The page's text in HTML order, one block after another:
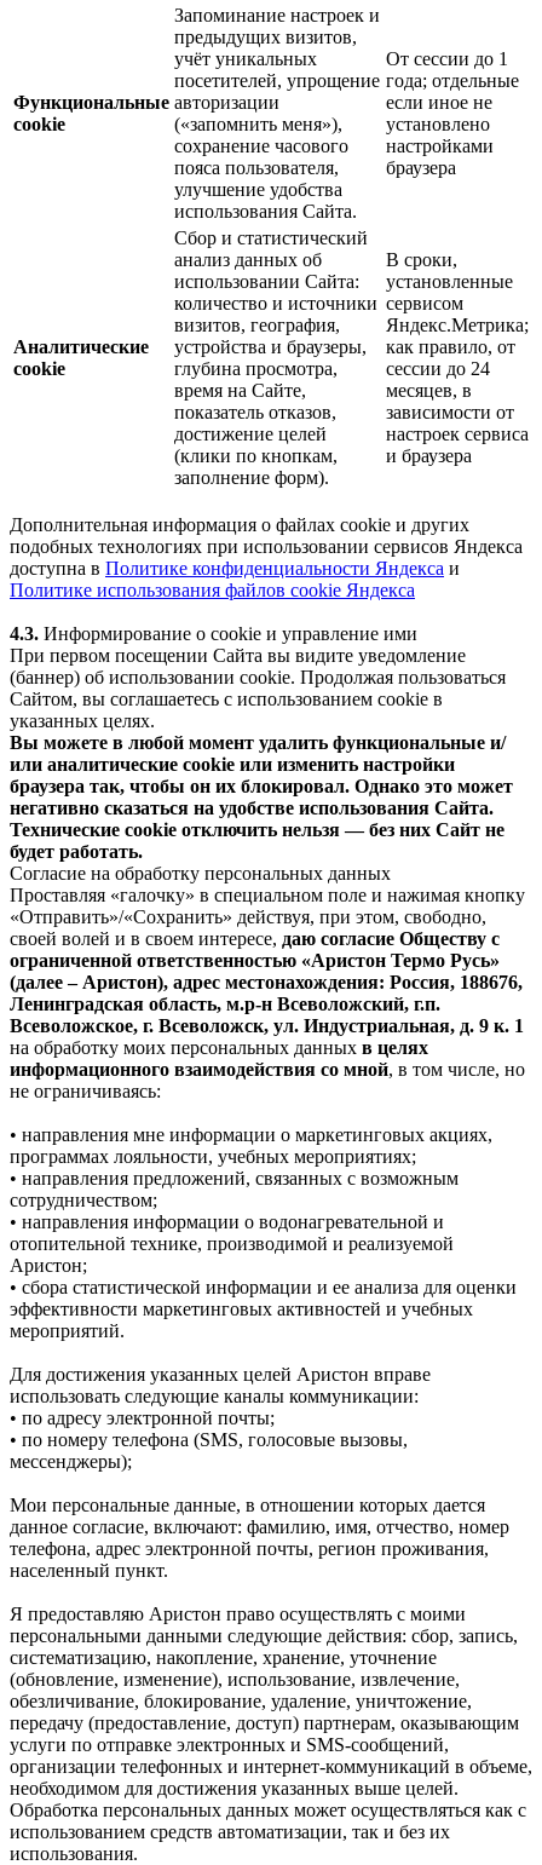
Функциональные
cookie
Запоминание настроек и
предыдущих визитов,
учёт уникальных
посетителей, упрощение
авторизации
(«запомнить меня»),
сохранение часового
пояса пользователя,
улучшение удобства
использования Сайта.
От сессии до 1
года; отдельные
если иное не
установлено
настройками
браузера
Аналитические
cookie
Сбор и статистический
анализ данных об
использовании Сайта:
количество и источники
визитов, география,
устройства и браузеры,
глубина просмотра,
время на Сайте,
показатель отказов,
достижение целей
(клики по кнопкам,
заполнение форм).
В сроки,
установленные
сервисом
Яндекс.Метрика;
как правило, от
сессии до 24
месяцев, в
зависимости от
настроек сервиса
и браузера
Дополнительная информация о файлах cookie и других
подобных технологиях при использовании сервисов Яндекса
доступна в Политике конфиденциальности Яндекса и
Политике использования файлов cookie Яндекса
4.3. Информирование о cookie и управление ими
При первом посещении Сайта вы видите уведомление
(баннер) об использовании cookie. Продолжая пользоваться
Сайтом, вы соглашаетесь с использованием cookie в
указанных целях.
Вы можете в любой момент удалить функциональные и/
или аналитические cookie или изменить настройки
браузера так, чтобы он их блокировал. Однако это может
негативно сказаться на удобстве использования Сайта.
Технические cookie отключить нельзя — без них Сайт не
будет работать.
Согласие на обработку персональных данных
Проставляя «галочку» в специальном поле и нажимая кнопку
«Отправить»/«Сохранить» действуя, при этом, свободно,
своей волей и в своем интересе, даю согласие Обществу с
ограниченной ответственностью «Аристон Термо Русь»
(далее – Аристон), адрес местонахождения: Россия, 188676,
Ленинградская область, м.р-н Всеволожский, г.п.
Всеволожское, г. Всеволожск, ул. Индустриальная, д. 9 к. 1
на обработку моих персональных данных в целях
информационного взаимодействия со мной, в том числе, но
не ограничиваясь:
• направления мне информации о маркетинговых акциях,
программах лояльности, учебных мероприятиях;
• направления предложений, связанных с возможным
сотрудничеством;
• направления информации о водонагревательной и
отопительной технике, производимой и реализуемой
Аристон;
• сбора статистической информации и ее анализа для оценки
эффективности маркетинговых активностей и учебных
мероприятий.
Для достижения указанных целей Аристон вправе
использовать следующие каналы коммуникации:
• по адресу электронной почты;
• по номеру телефона (SMS, голосовые вызовы,
мессенджеры);
Мои персональные данные, в отношении которых дается
данное согласие, включают: фамилию, имя, отчество, номер
телефона, адрес электронной почты, регион проживания,
населенный пункт.
Я предоставляю Аристон право осуществлять с моими
персональными данными следующие действия: сбор, запись,
систематизацию, накопление, хранение, уточнение
(обновление, изменение), использование, извлечение,
обезличивание, блокирование, удаление, уничтожение,
передачу (предоставление, доступ) партнерам, оказывающим
услуги по отправке электронных и SMS‑сообщений,
организации телефонных и интернет‑коммуникаций в объеме,
необходимом для достижения указанных выше целей.
Обработка персональных данных может осуществляться как с
использованием средств автоматизации, так и без их
использования.